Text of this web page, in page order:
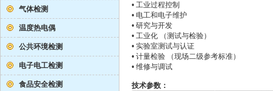
气体检测
温度热电偶
公共环境检测
电子电工检测
食品安全检测
• 工业过程控制
• 电工和电子维护
• 研究与开发
• 工业化 （测试与检验）
• 实验室测试与认证
• 计量检验 （现场二级参考标准）
• 维修与调试
技术参数：